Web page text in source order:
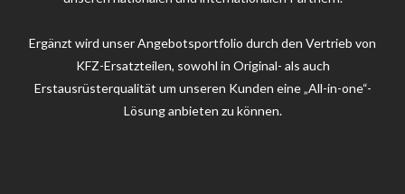
Ergänzt wird unser Angebotsportfolio durch den Vertrieb von
KFZ-Ersatzteilen, sowohl in Original- als auch
Erstausrüsterqualität um unseren Kunden eine „All-in-one“-
Lösung anbieten zu können.